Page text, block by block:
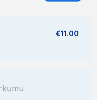
€11.00